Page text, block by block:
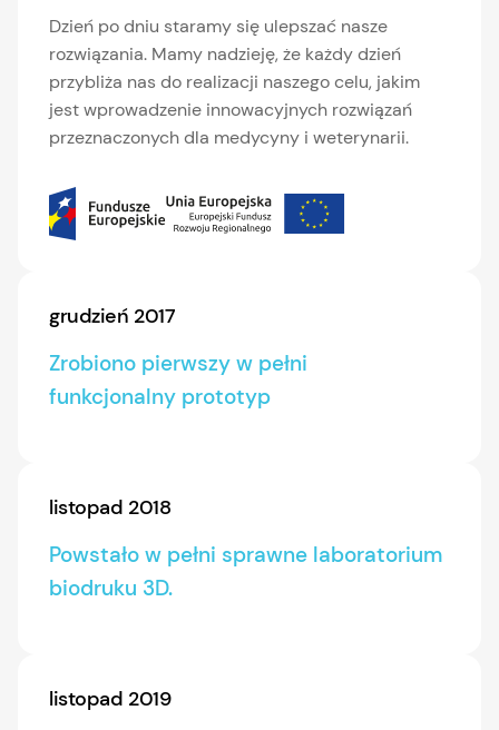
Dzień po dniu staramy się ulepszać nasze
rozwiązania. Mamy nadzieję, że każdy dzień
przybliża nas do realizacji naszego celu, jakim
jest wprowadzenie innowacyjnych rozwiązań
przeznaczonych dla medycyny i weterynarii.
grudzień 2017
Zrobiono pierwszy w pełni
funkcjonalny prototyp
listopad 2018
Powstało w pełni sprawne laboratorium
biodruku 3D.
listopad 2019